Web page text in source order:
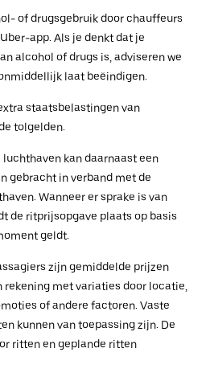
of drugsgebruik door chauffeurs
app. Als je denkt dat je
alcohol of drugs is, adviseren we
laat beëindigen.
staatsbelastingen van
tolgelden.
kan daarnaast een
gebracht in verband met de
Wanneer er sprake is van
de ritprijsopgave plaats op basis
geldt.
zijn gemiddelde prijzen
rekening met variaties door locatie,
of andere factoren. Vaste
kunnen van toepassing zijn. De
ritten en geplande ritten